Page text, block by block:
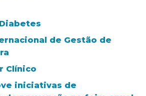
de Gestão de
Clínico
iniciativas de